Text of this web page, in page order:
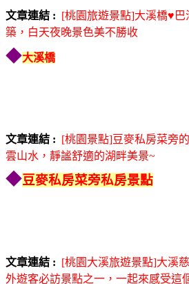
文章連結 : [桃園旅遊景點]大溪橋♥
築，白天夜晚景色美不勝收
◆大溪橋
文章連結 : [桃園景點]豆麥私房菜旁
雲山水，靜謐舒適的湖畔美景~
◆豆麥私房菜旁私房景點
文章連結 : [桃園大溪旅遊景點]大溪
外遊客必訪景點之一，一起來感受這